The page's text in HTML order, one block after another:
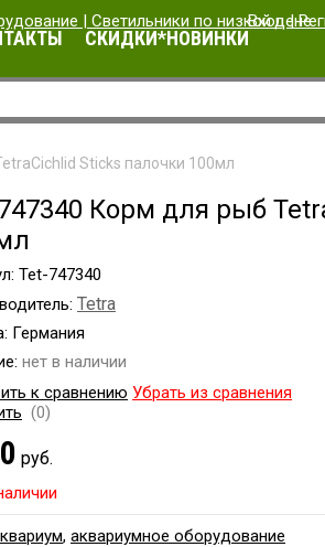
Вход|
СКИДКИ*НОВИНКИ
Sticks палочки 100мл
Корм для рыб
Tet-747340
Tetra
Германия
нет в наличии
к сравнению Убрать из сравнения
(0)
0 руб.
, аквариумное оборудование